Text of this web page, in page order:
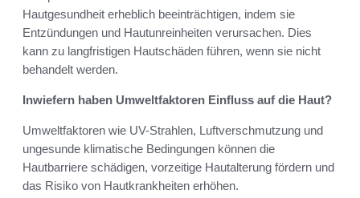
Hautgesundheit erheblich beeinträchtigen, indem sie
Entzündungen und Hautunreinheiten verursachen. Dies
kann zu langfristigen Hautschäden führen, wenn sie nicht
behandelt werden.
Inwiefern haben Umweltfaktoren Einfluss auf die Haut?
Umweltfaktoren wie UV-Strahlen, Luftverschmutzung und
ungesunde klimatische Bedingungen können die
Hautbarriere schädigen, vorzeitige Hautalterung fördern und
das Risiko von Hautkrankheiten erhöhen.